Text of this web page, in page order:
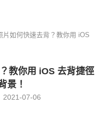
片如何快速去背？教你用 iOS
教你用 iOS 去背捷徑
景！
2021-07-06